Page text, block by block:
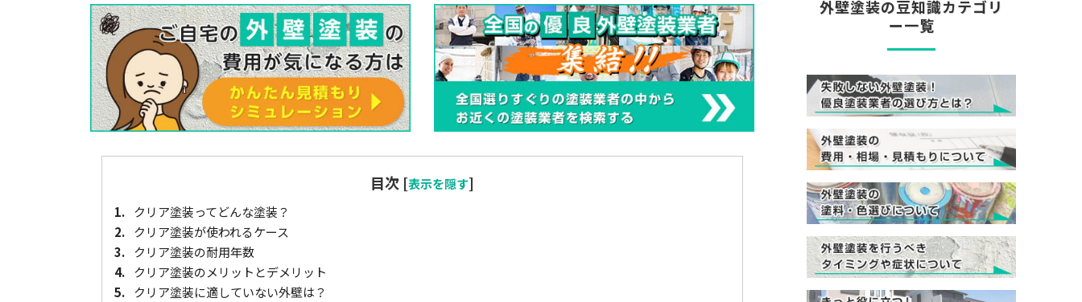
目次 [表示を隠す]
1.
クリア塗装ってどんな塗装？
2.
クリア塗装が使われるケース
3.
クリア塗装の耐用年数
4.
クリア塗装のメリットとデメリット
5.
クリア塗装に適していない外壁は？
外壁塗装の豆知識カテゴリ
ー一覧